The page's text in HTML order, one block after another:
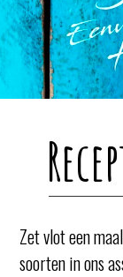
Zet vlot een
soorten in ons